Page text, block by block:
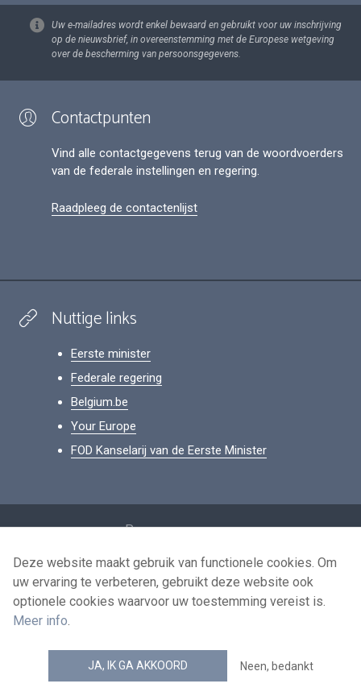
Uw e-mailadres wordt enkel bewaard en gebruikt voor uw inschrijving
op de nieuwsbrief, in overeenstemming met de Europese wetgeving
over de bescherming van persoonsgegevens.
Contactpunten
Vind alle contactgegevens terug van de woordvoerders
van de federale instellingen en regering.
Raadpleeg de contactenlijst
Nuttige links
Eerste minister
Federale regering
Belgium.be
Your Europe
FOD Kanselarij van de Eerste Minister
Persoonsgegevens
Voorwaarden voor het hergebruik
Contacteer ons
news.belgium RSS feed
© 2026 - news.belgium.be
Deze website maakt gebruik van functionele cookies. Om
uw ervaring te verbeteren, gebruikt deze website ook
optionele cookies waarvoor uw toestemming vereist is.
Meer info.
JA, IK GA AKKOORD Neen, bedankt